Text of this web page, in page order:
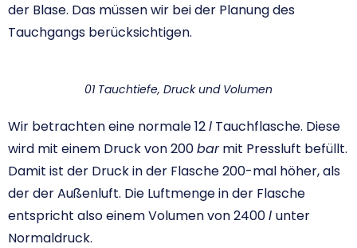
der Blase. Das müssen wir bei der Planung des
Tauchgangs berücksichtigen.
01 Tauchtiefe, Druck und Volumen
Wir betrachten eine normale 12l Tauchflasche. Diese
wird mit einem Druck von 200barmit Pressluft befüllt.
Damit ist der Druck in der Flasche 200-mal höher, als
der der Außenluft. Die Luftmenge in der Flasche
entspricht also einem Volumen von 2400l unter
Normaldruck.